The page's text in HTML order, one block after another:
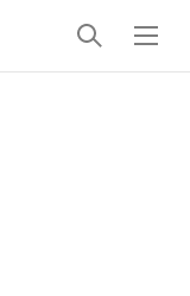
검
색
메
뉴